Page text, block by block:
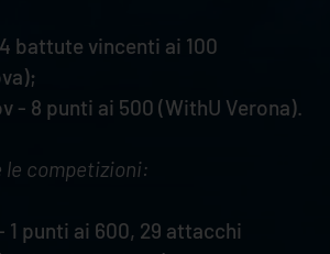
battute vincenti ai 100
- 8 punti ai 500 (WithU Verona).
competizioni:
1 punti ai 600, 29 attacchi